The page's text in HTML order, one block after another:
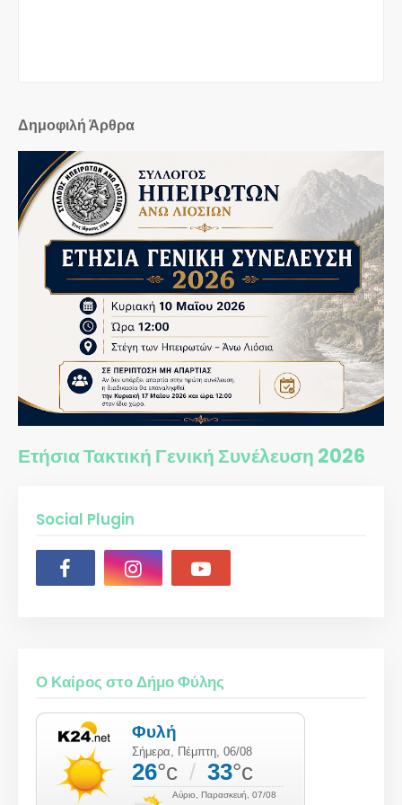
Δημοφιλή Άρθρα
Ετήσια Τακτική Γενική Συνέλευση 2026
Social Plugin
Ο Καίρος στο Δήμο Φύλης